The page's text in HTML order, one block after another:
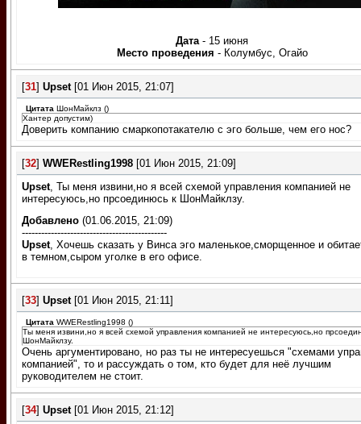
Дата- 15 июня
Место проведения - Колумбус, Огайо
[31] Upset[01 Июн 2015, 21:07]
Цитата ШонМайклз ()
Хантер допустим)
Доверить компанию смаркопотакателю с эго больше, чем его нос?
[32] WWERestling1998 [01 Июн 2015, 21:09]
Upset, Ты меня извини,но я всей схемой управления компанией не
интересуюсь,но прсоединюсь к ШонМайклзу.
Добавлено (01.06.2015, 21:09)
---------------------------------------------
Upset, Хочешь сказать у Винса эго маленькое,сморщенное и
в темном,сыром уголке в его офисе.
[33] Upset[01 Июн 2015, 21:11]
Цитата WWERestling1998 ()
Ты меня извини,но я всей схемой управления компанией не интересуюсь,но
ШонМайклзу.
Очень аргументировано, но раз ты не интересуешься "схемами
компанией", то и рассуждать о том, кто будет для неё лучшим
руководителем не стоит.
[34] Upset[01 Июн 2015, 21:12]